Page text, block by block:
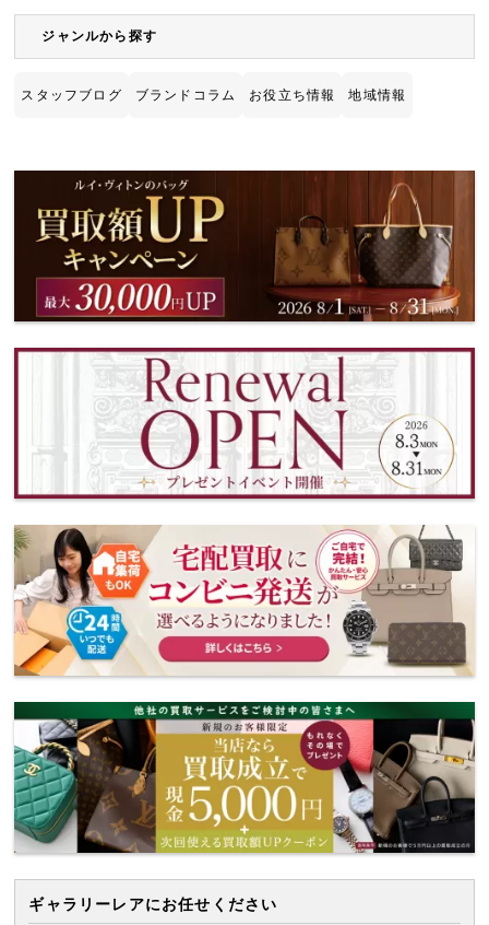
ギャラリーレアにお任せください
ジャンルから探す
スタッフブログ ブランドコラム お役立ち情報 地域情報